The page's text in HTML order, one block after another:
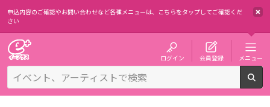
申込内容のご確認やお問い合わせなど各種メニューは、 こちらをタップしてご確認くだ
さい
ログイン 会員登録 メニュー